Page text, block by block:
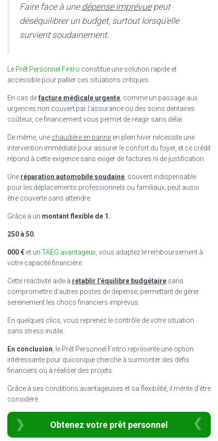
Faire face à unedépense imprévuepeut
déséquilibrer un budget, surtout lorsqu’elle
survient soudainement.
Le Prêt Personnel Fintro constitue une solution rapide et
accessible pour pallier ces situations critiques.
En cas defacture médicale urgente , comme un passage aux
urgences non couvert par l’assurance ou des soins dentaires
coûteux, ce financement vous permet de réagir sans délai.
De même, une chaudière en panne en plein hiver nécessite une
intervention immédiate pour assurer le confort du foyer, et ce crédit
répond à cette exigence sans exiger de factures ni de justification.
Une réparation automobile soudaine , souvent indispensable
pour les déplacements professionnels ou familiaux, peut aussi
être couverte sans attendre.
Grâce à un montant flexible de 1.
250 à 50.
000 € et un TAEG avantageux , vous adaptez le remboursement à
votre capacité financière.
Cette réactivité aide à rétablir l’équilibre budgétaire sans
compromettre d’autres postes de dépense, permettant de gérer
sereinement les chocs financiers imprévus.
En quelques clics, vous reprenez le contrôle de votre situation
sans stress inutile.
En conclusion , le Prêt Personnel Fintro représente une option
intéressante pour quiconque cherche à surmonter des défis
financiers ou à réaliser des projets.
Grâce à ses conditions avantageuses et sa flexibilité, il mérite d’être
considéré.
Obtenez votre prêt personnel